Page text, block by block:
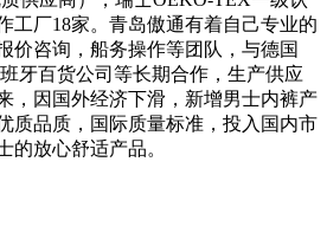
工厂18家。青岛傲通有着自己专业的
价咨询，船务操作等团队，与德国
牙百货公司等长期合作，生产供应
，因国外经济下滑，新增男士内裤产
质品质，国际质量标准，投入国内市
的放心舒适产品。